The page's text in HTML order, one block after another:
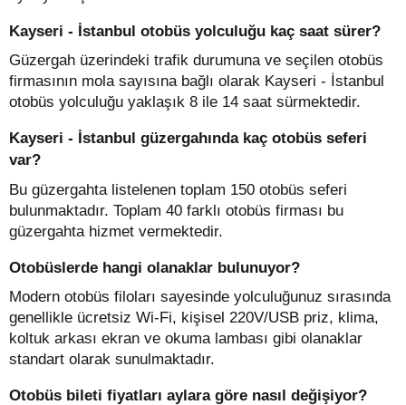
Kayseri - İstanbul otobüs yolculuğu kaç saat sürer?
Güzergah üzerindeki trafik durumuna ve seçilen otobüs
firmasının mola sayısına bağlı olarak Kayseri - İstanbul
otobüs yolculuğu yaklaşık 8 ile 14 saat sürmektedir.
Kayseri - İstanbul güzergahında kaç otobüs seferi
var?
Bu güzergahta listelenen toplam 150 otobüs seferi
bulunmaktadır. Toplam 40 farklı otobüs firması bu
güzergahta hizmet vermektedir.
Otobüslerde hangi olanaklar bulunuyor?
Modern otobüs filoları sayesinde yolculuğunuz sırasında
genellikle ücretsiz Wi-Fi, kişisel 220V/USB priz, klima,
koltuk arkası ekran ve okuma lambası gibi olanaklar
standart olarak sunulmaktadır.
Otobüs bileti fiyatları aylara göre nasıl değişiyor?